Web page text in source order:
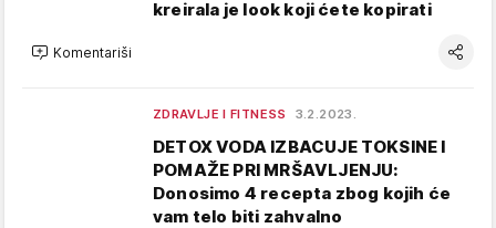
kreirala je look koji ćete kopirati
Komentariši
ZDRAVLJE I FITNESS 3.2.2023.
DETOX VODA IZBACUJE TOKSINE I
POMAŽE PRI MRŠAVLJENJU:
Donosimo 4 recepta zbog kojih će
vam telo biti zahvalno